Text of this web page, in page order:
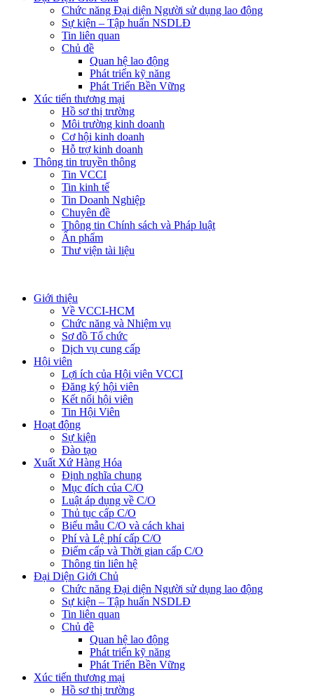
Chức năng Đại diện Người sử dụng lao động
Sự kiện – Tập huấn NSDLĐ
Tin liên quan
Chủ đề
Quan hệ lao động
Phát triển kỹ năng
Phát Triển Bền Vững
Xúc tiến thương mại
Hồ sơ thị trường
Môi trường kinh doanh
Cơ hội kinh doanh
Hỗ trợ kinh doanh
Thông tin truyền thông
Tin VCCI
Tin kinh tế
Tin Doanh Nghiệp
Chuyên đề
Thông tin Chính sách và Pháp luật
Ấn phẩm
Thư viện tài liệu
Giới thiệu
Về VCCI-HCM
Chức năng và Nhiệm vụ
Sơ đồ Tổ chức
Dịch vụ cung cấp
Hội viên
Lợi ích của Hội viên VCCI
Đăng ký hội viên
Kết nối hội viên
Tin Hội Viên
Hoạt động
Sự kiện
Đào tạo
Xuất Xứ Hàng Hóa
Định nghĩa chung
Mục đích của C/O
Luật áp dụng về C/O
Thủ tục cấp C/O
Biểu mẫu C/O và cách khai
Phí và Lệ phí cấp C/O
Điểm cấp và Thời gian cấp C/O
Thông tin liên hệ
Đại Diện Giới Chủ
Chức năng Đại diện Người sử dụng lao động
Sự kiện – Tập huấn NSDLĐ
Tin liên quan
Chủ đề
Quan hệ lao động
Phát triển kỹ năng
Phát Triển Bền Vững
Xúc tiến thương mại
Hồ sơ thị trường